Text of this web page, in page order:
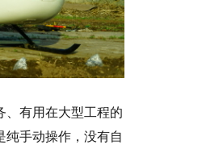
、有用在大型工程的
纯手动操作，没有自